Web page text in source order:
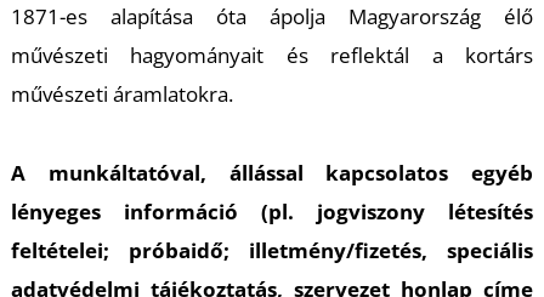
1871-es alapítása óta ápolja Magyarország élő
művészeti hagyományait és reflektál a kortárs
művészeti áramlatokra.
A munkáltatóval, állással kapcsolatos egyéb
lényeges információ (pl. jogviszony létesítés
feltételei; próbaidő; illetmény/fizetés, speciális
adatvédelmi tájékoztatás, szervezet honlap címe